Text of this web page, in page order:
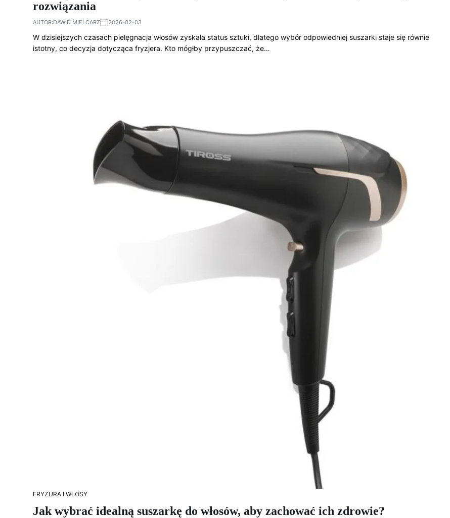
rozwiązania
AUTOR:DAWID MIELCARZ 2026-02-03
W dzisiejszych czasach pielęgnacja włosów zyskała status sztuki, dlatego wybór odpowiedniej suszarki staje się równie
istotny, co decyzja dotycząca fryzjera. Kto mógłby przypuszczać, że…
FRYZURA I WŁOSY
Jak wybrać idealną suszarkę do włosów, aby zachować ich zdrowie?